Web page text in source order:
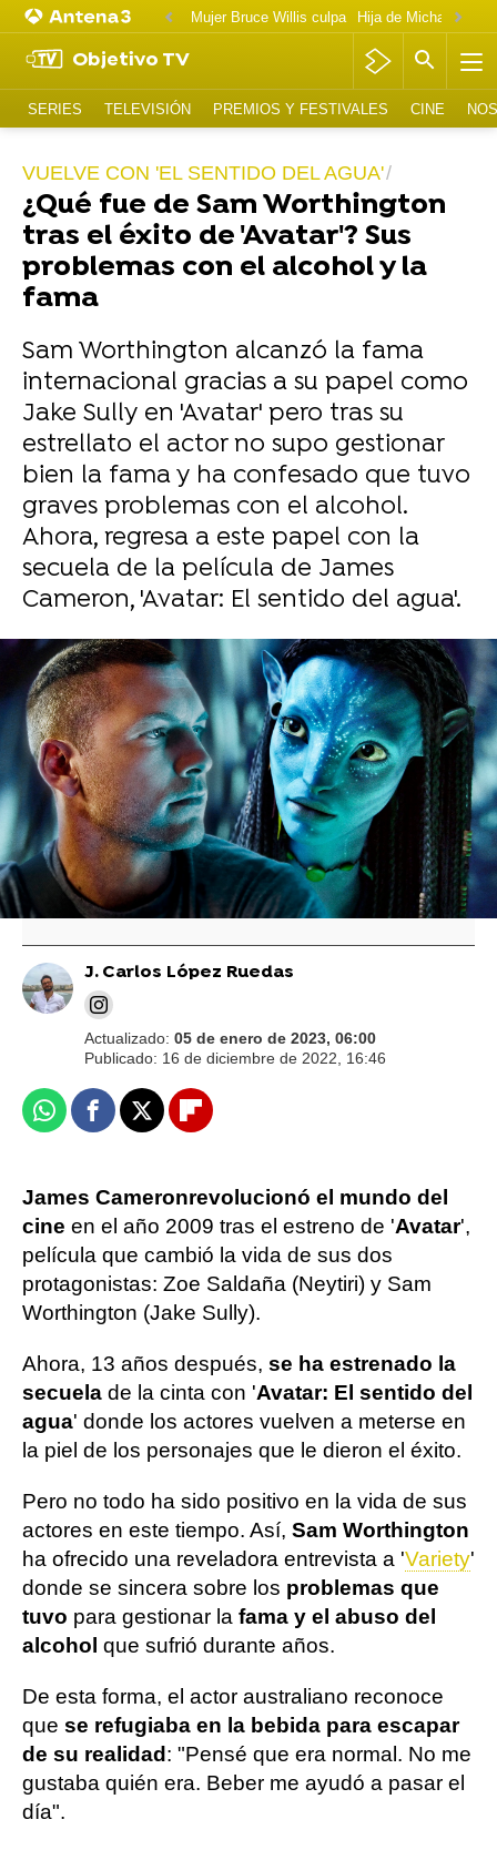
Mujer Bruce Willis culpa
Objetivo TV
SERIES TELEVISIÓN PREMIOS Y FESTIVALES CINE
VUELVE CON 'EL SENTIDO DEL AGUA'
¿Qué fue de Sam Worthington
tras el éxito de 'Avatar'? Sus
problemas con el alcohol y la
fama
Sam Worthington alcanzó la fama
internacional gracias a su papel como
Jake Sully en 'Avatar' pero tras su
estrellato el actor no supo gestionar
bien la fama y ha confesado que tuvo
graves problemas con el alcohol.
Ahora, regresa a este papel con la
secuela de la película de James
Cameron, 'Avatar: El sentido del agua'.
James Cameron admite que cambió la dieta
de todo su equipo para rodar 'Avatar: El
sentido del agua'
James Cameron, tajante ante quienes critican
que a nadie le importa 'Avatar: El sentido del
agua'
J. Carlos López Ruedas
Actualizado: 05 de enero de 2023, 06:00
Publicado: 16 de diciembre de 2022, 16:46
WhatsappFacebook
X Flipboard
James Cameronrevolucionó el mundo del
cine en el año 2009 tras el estreno de 'Avatar',
película que cambió la vida de sus dos
protagonistas: Zoe Saldaña (Neytiri) y Sam
Worthington (Jake Sully).
Ahora, 13 años después, se ha estrenado la
secuela de la cinta con 'Avatar: El sentido del
agua' donde los actores vuelven a meterse en
la piel de los personajes que le dieron el éxito.
Pero no todo ha sido positivo en la vida de sus
actores en este tiempo. Así, Sam Worthington
ha ofrecido una reveladora entrevista a 'Variety'
donde se sincera sobre los problemas que
tuvo para gestionar la fama y el abuso del
alcohol que sufrió durante años.
De esta forma, el actor australiano reconoce
que se refugiaba en la bebida para escapar
de su realidad : "Pensé que era normal. No me
gustaba quién era. Beber me ayudó a pasar el
día".